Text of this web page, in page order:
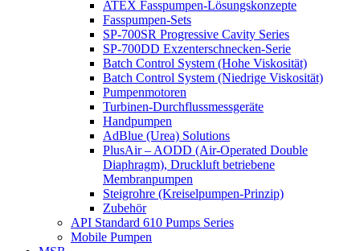
ATEX Fasspumpen-Lösungskonzepte
Fasspumpen-Sets
SP-700SR Progressive Cavity Series
SP-700DD Exzenterschnecken-Serie
Batch Control System (Hohe Viskosität)
Batch Control System (Niedrige Viskosität)
Pumpenmotoren
Turbinen-Durchflussmessgeräte
Handpumpen
AdBlue (Urea) Solutions
PlusAir – AODD (Air-Operated Double
Diaphragm), Druckluft betriebene
Membranpumpen
Steigrohre (Kreiselpumpen-Prinzip)
Zubehör
API Standard 610 Pumps Series
Mobile Pumpen